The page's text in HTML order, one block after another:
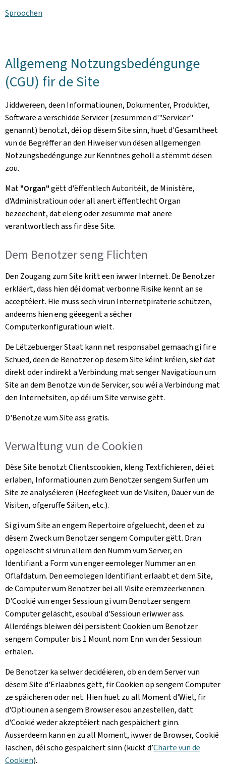
Sproochen
Allgemeng Notzungsbedéngunge
(CGU) fir de Site
Jiddwereen, deen Informatiounen, Dokumenter, Produkter,
Software a verschidde Servicer (zesummen d'"Servicer"
genannt) benotzt, déi op dësem Site sinn, huet d'Gesamtheet
vun de Begrëffer an den Hiweiser vun dësen allgemengen
Notzungsbedéngunge zur Kenntnes geholl a stëmmt dësen
zou.
Mat"Organ"gëtt d'ëffentlech Autoritéit, de Ministère,
d'Administratioun oder all anert ëffentlecht Organ
bezeechent, dat eleng oder zesumme mat anere
verantwortlech ass fir dëse Site.
Dem Benotzer seng Flichten
Den Zougang zum Site kritt een iwwer Internet. De Benotzer
erkläert, dass hien déi domat verbonne Risike kennt an se
acceptéiert. Hie muss sech virun Internetpiraterie schützen,
andeems hien eng gëeegent a sécher
Computerkonfiguratioun wielt.
De Lëtzebuerger Staat kann net responsabel gemaach gi fir e
Schued, deen de Benotzer op dësem Site kéint kréien, sief dat
direkt oder indirekt a Verbindung mat senger Navigatioun um
Site an dem Benotze vun de Servicer, sou wéi a Verbindung mat
den Internetsiten, op déi um Site verwise gëtt.
D'Benotze vum Site ass gratis.
Verwaltung vun de Cookien
Dëse Site benotzt Clientscookien, kleng Textfichieren, déi et
erlaben, Informatiounen zum Benotzer sengem Surfen um
Site ze analyséieren (Heefegkeet vun de Visiten, Dauer vun de
Visiten, ofgeruffe Säiten, etc.).
Si gi vum Site an engem Repertoire ofgeluecht, deen et zu
dësem Zweck um Benotzer sengem Computer gëtt. Dran
opgelëscht si virun allem den Numm vum Server, en
Identifiant a Form vun enger eemoleger Nummer an en
Oflafdatum. Den eemolegen Identifiant erlaabt et dem Site,
de Computer vum Benotzer bei all Visite erëmzëerkennen.
D'Cookië vun enger Sessioun gi vum Benotzer sengem
Computer geläscht, esoubal d'Sessioun eriwwer ass.
Allerdéngs bleiwen déi persistent Cookien um Benotzer
sengem Computer bis 1 Mount nom Enn vun der Sessioun
erhalen.
De Benotzer ka selwer decidéieren, ob en dem Server vun
dësem Site d'Erlaabnes gëtt, fir Cookien op sengem Computer
ze späicheren oder net. Hien huet zu all Moment d'Wiel, fir
d'Optiounen a sengem Browser esou anzestellen, datt
d'Cookië weder akzeptéiert nach gespäichert ginn.
Ausserdeem kann en zu all Moment, iwwer de Browser, Cookië
läschen, déi scho gespäichert sinn (kuckt d’Charte vun de
Cookien).